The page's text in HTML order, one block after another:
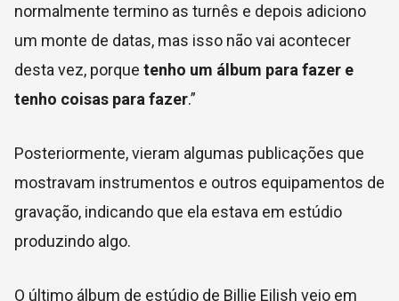
normalmente termino as turnês e depois adiciono
um monte de datas, mas isso não vai acontecer
desta vez, porque tenho um álbum para fazer e
tenho coisas para fazer.”
Posteriormente, vieram algumas publicações que
mostravam instrumentos e outros equipamentos de
gravação, indicando que ela estava em estúdio
produzindo algo.
O último álbum de estúdio de Billie Eilish veio em